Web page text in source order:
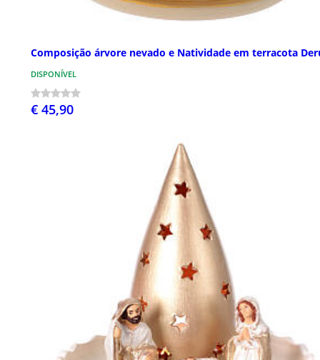
Composição árvore nevado e Natividade em terracota
DISPONÍVEL
€ 45,90